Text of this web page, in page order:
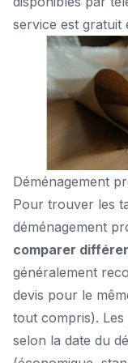
service est gratuit
Déménagement
Pour trouver les
déménagement
comparer
généralement
devis pour le
tout compris).
selon la date du